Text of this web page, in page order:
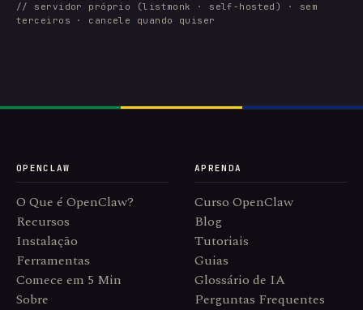
// servidor próprio (listmonk · self-hosted) · sem
terceiros · cancele quando quiser
OPENCLAW
O Que é OpenClaw?
Recursos
Instalação
Ferramentas
Comece em 5 Min
Sobre
APRENDA
Curso OpenClaw
Blog
Tutoriais
Guias
Glossário de IA
Perguntas Frequentes